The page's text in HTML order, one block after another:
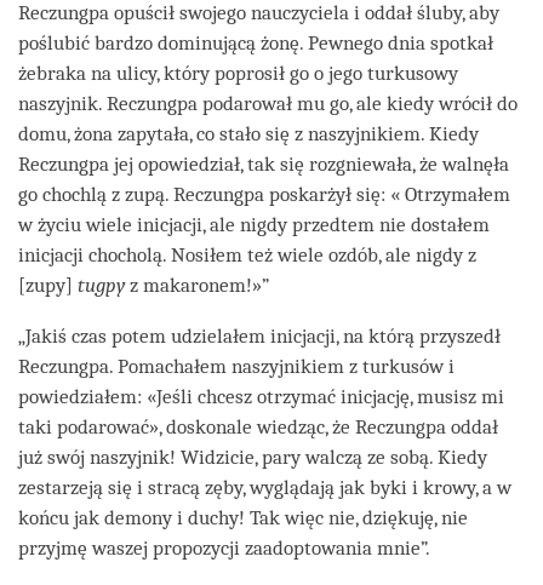
Reczungpa opuścił swojego nauczyciela i oddał śluby, aby
poślubić bardzo dominującą żonę. Pewnego dnia spotkał
żebraka na ulicy, który poprosił go o jego turkusowy
naszyjnik. Reczungpa podarował mu go, ale kiedy wrócił do
domu, żona zapytała, co stało się z naszyjnikiem. Kiedy
Reczungpa jej opowiedział, tak się rozgniewała, że walnęła
go chochlą z zupą. Reczungpa poskarżył się: « Otrzymałem
w życiu wiele inicjacji, ale nigdy przedtem nie dostałem
inicjacji chocholą. Nosiłem też wiele ozdób, ale nigdy z
[zupy] tugpyz makaronem!»”
„Jakiś czas potem udzielałem inicjacji, na którą przyszedł
Reczungpa. Pomachałem naszyjnikiem z turkusów i
powiedziałem: «Jeśli chcesz otrzymać inicjację, musisz mi
taki podarować», doskonale wiedząc, że Reczungpa oddał
już swój naszyjnik! Widzicie, pary walczą ze sobą. Kiedy
zestarzeją się i stracą zęby, wyglądają jak byki i krowy, a w
końcu jak demony i duchy! Tak więc nie, dziękuję, nie
przyjmę waszej propozycji zaadoptowania mnie”.